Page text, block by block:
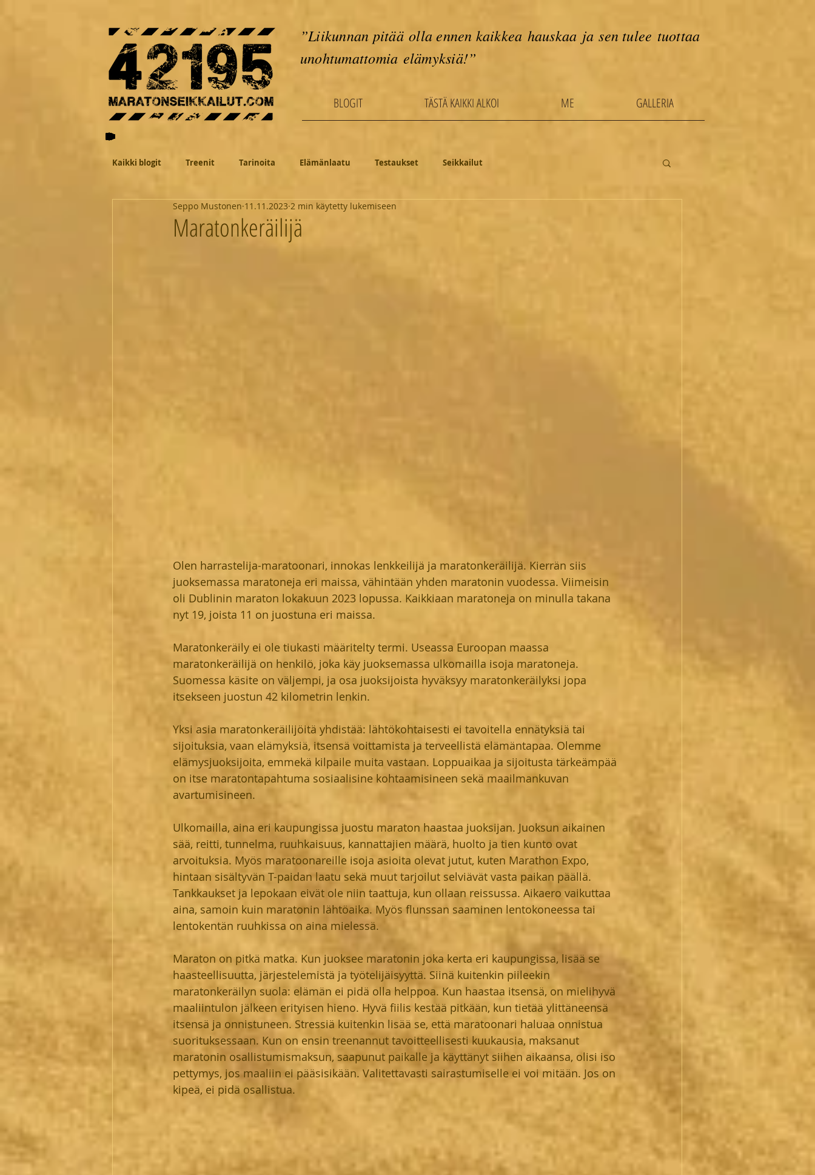
”Liikunnan pitää olla ennen kaikkea hauskaa ja sen tulee tuottaa
unohtumattomia elämyksiä!”
BLOGIT TÄSTÄ KAIKKI ALKOI ME GALLERIA
Kaikki blogit Treenit Tarinoita Elämänlaatu Testaukset Seikkailut
Maratonkeräilijä
Seppo Mustonen 11.11.2023 2 min käytetty lukemiseen
Olen harrastelija-maratoonari, innokas lenkkeilijä ja maratonkeräilijä. Kierrän siis
juoksemassa maratoneja eri maissa, vähintään yhden maratonin vuodessa. Viimeisin
oli Dublinin maraton lokakuun 2023 lopussa. Kaikkiaan maratoneja on minulla takana
nyt 19, joista 11 on juostuna eri maissa.
Maratonkeräily ei ole tiukasti määritelty termi. Useassa Euroopan maassa
maratonkeräilijä on henkilö, joka käy juoksemassa ulkomailla isoja maratoneja.
Suomessa käsite on väljempi, ja osa juoksijoista hyväksyy maratonkeräilyksi jopa
itsekseen juostun 42 kilometrin lenkin.
Yksi asia maratonkeräilijöitä yhdistää: lähtökohtaisesti ei tavoitella ennätyksiä tai
sijoituksia, vaan elämyksiä, itsensä voittamista ja terveellistä elämäntapaa. Olemme
elämysjuoksijoita, emmekä kilpaile muita vastaan. Loppuaikaa ja sijoitusta tärkeämpää
on itse maratontapahtuma sosiaalisine kohtaamisineen sekä maailmankuvan
avartumisineen.
Ulkomailla, aina eri kaupungissa juostu maraton haastaa juoksijan. Juoksun aikainen
sää, reitti, tunnelma, ruuhkaisuus, kannattajien määrä, huolto ja tien kunto ovat
arvoituksia. Myös maratoonareille isoja asioita olevat jutut, kuten Marathon Expo,
hintaan sisältyvän T-paidan laatu sekä muut tarjoilut selviävät vasta paikan päällä.
Tankkaukset ja lepokaan eivät ole niin taattuja, kun ollaan reissussa. Aikaero vaikuttaa
aina, samoin kuin maratonin lähtöaika. Myös flunssan saaminen lentokoneessa tai
lentokentän ruuhkissa on aina mielessä.
Maraton on pitkä matka. Kun juoksee maratonin joka kerta eri kaupungissa, lisää se
haasteellisuutta, järjestelemistä ja työtelijäisyyttä. Siinä kuitenkin piileekin
maratonkeräilyn suola: elämän ei pidä olla helppoa. Kun haastaa itsensä, on mielihyvä
maaliintulon jälkeen erityisen hieno. Hyvä fiilis kestää pitkään, kun tietää ylittäneensä
itsensä ja onnistuneen. Stressiä kuitenkin lisää se, että maratoonari haluaa onnistua
suorituksessaan. Kun on ensin treenannut tavoitteellisesti kuukausia, maksanut
maratonin osallistumismaksun, saapunut paikalle ja käyttänyt siihen aikaansa, olisi iso
pettymys, jos maaliin ei pääsisikään. Valitettavasti sairastumiselle ei voi mitään. Jos on
kipeä, ei pidä osallistua.